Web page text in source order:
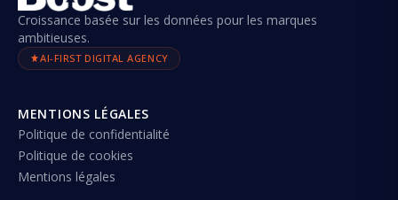
Croissance basée sur les données pour les marques
ambitieuses.
AI-FIRST DIGITAL AGENCY
MENTIONS LÉGALES
Politique de confidentialité
Politique de cookies
Mentions légales